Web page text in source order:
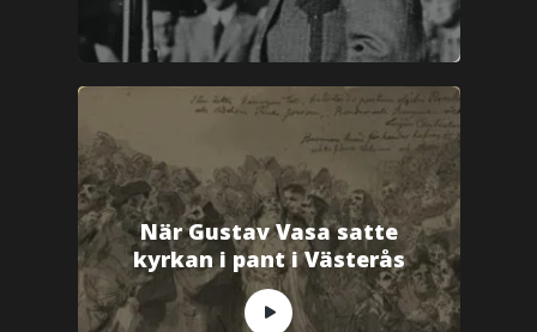
När Gustav Vasa satte
kyrkan i pant i Västerås